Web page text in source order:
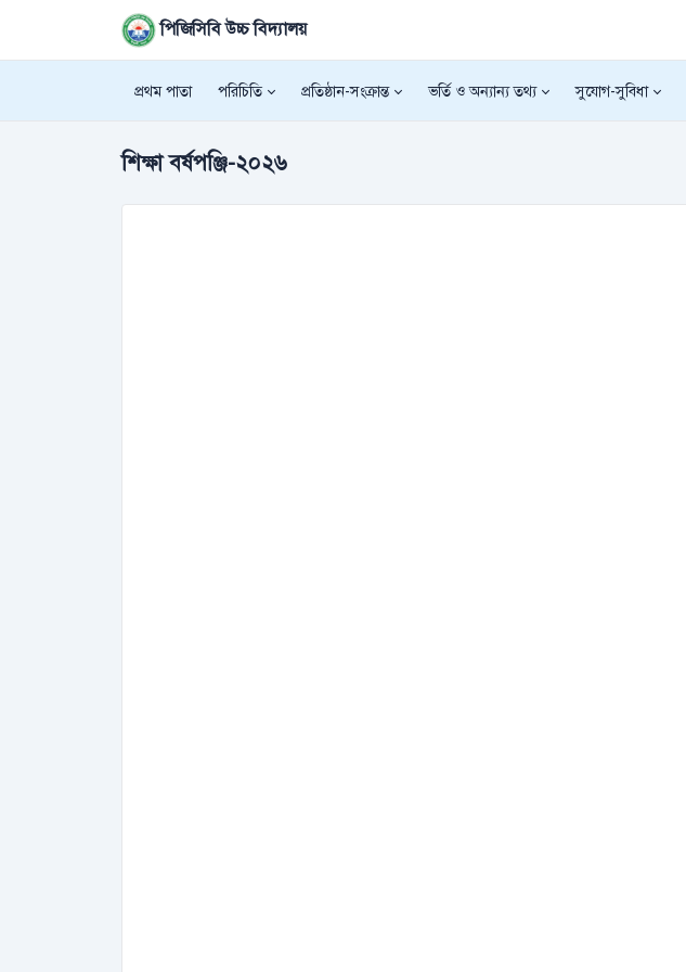
পিজিসিবি উচ্চ বিদ্যালয়
প্রথম পাতা পরিচিতি প্রতিষ্ঠান-সংক্রান্ত ভর্তি ও অন্যান্য তথ্য সুযোগ-সুবিধা
শিক্ষা বর্ষপঞ্জি-২০২৬